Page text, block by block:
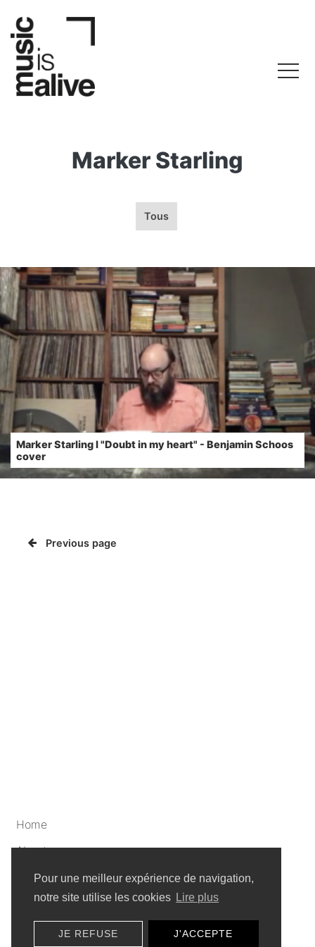
Pour une meilleur expérience de navigation,
notre site utilise les cookies Lire plus
JE REFUSE J'ACCEPTE
Marker Starling
Tous
Marker Starling l "Doubt in my heart" - Benjamin Schoos
cover
Previous page
Home
About
Artists
Privacy policy
Sitemap